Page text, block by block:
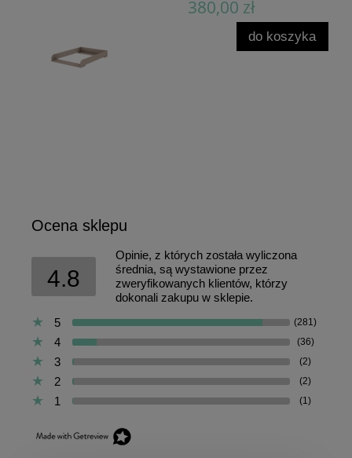
380,00 zł
do koszyka
Ocena sklepu
4.8
Opinie, z których została wyliczona
średnia, są wystawione przez
zweryfikowanych klientów, którzy
dokonali zakupu w sklepie.
5
(281)
4 (36)
3 (2)
2 (2)
1 (1)